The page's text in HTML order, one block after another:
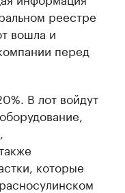
реестре
вошла и
перед
В лот войдут
которые